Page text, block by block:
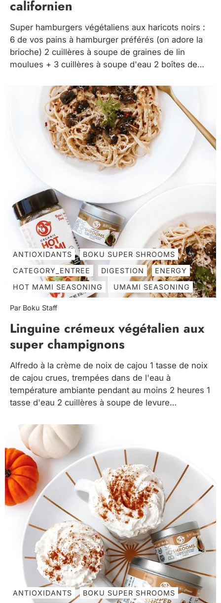
californien
Super hamburgers végétaliens aux haricots noirs :
6 de vos pains à hamburger préférés (on adore la
brioche) 2 cuillères à soupe de graines de lin
moulues + 3 cuillères à soupe d'eau 2 boîtes de
cuillère à soupe Salut Superfood poudre...
ANTIOXIDANTS
BOKU SUPER SHROOMS
CATEGORY_ENTREE
DIGESTION
ENERGY
HOT MAMI SEASONING
UMAMI SEASONING
Par Boku Staff
Linguine crémeux végétalien aux
super champignons
Alfredo à la crème de noix de cajou 1 tasse de noix
de cajou crues, trempées dans de l'eau à
température ambiante pendant au moins 2 heures 1
tasse d'eau 2 cuillères à soupe de levure
Maman chaude assaisonnement 1 cuillère à...
ANTIOXIDANTS
BOKU SUPER SHROOMS